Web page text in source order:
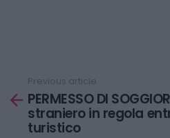
more
Previous article
PERMESSO DI
straniero in regola
turistico